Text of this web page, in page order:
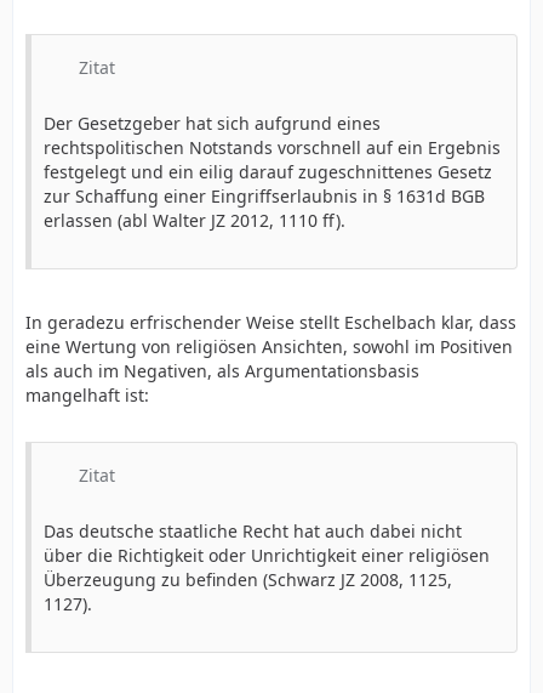
Zitat
Der Gesetzgeber hat sich aufgrund eines
rechtspolitischen Notstands vorschnell auf ein Ergebnis
festgelegt und ein eilig darauf zugeschnittenes Gesetz
zur Schaffung einer Eingriffserlaubnis in § 1631d BGB
erlassen (abl Walter JZ 2012, 1110 ff).
In geradezu erfrischender Weise stellt Eschelbach klar, dass
eine Wertung von religiösen Ansichten, sowohl im Positiven
als auch im Negativen, als Argumentationsbasis
mangelhaft ist:
Zitat
Das deutsche staatliche Recht hat auch dabei nicht
über die Richtigkeit oder Unrichtigkeit einer religiösen
Überzeugung zu befinden (Schwarz JZ 2008, 1125,
1127).